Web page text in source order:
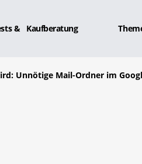
& Kaufberatung
Unnötige Mail-Ordner im